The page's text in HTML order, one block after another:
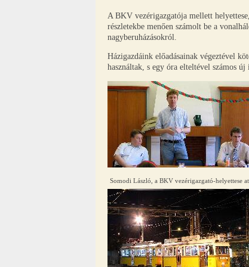
A BKV vezérigazgatója mellett
részletekbe menően számolt be a
nagyberuházásokról.
Házigazdáink előadásainak végeztével
használtak, s egy óra elteltével számos
Somodi László, a BKV vezérigazgató-helyettese